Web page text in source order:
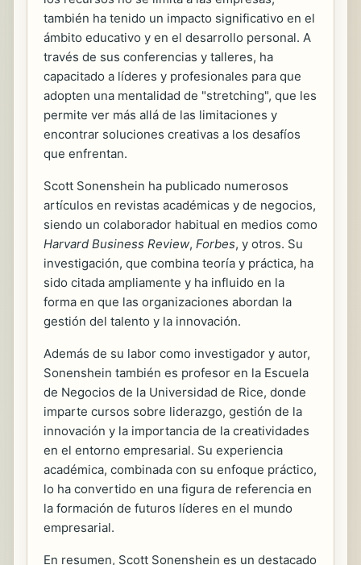
también ha tenido un impacto significativo en el
ámbito educativo y en el desarrollo personal. A
través de sus conferencias y talleres, ha
capacitado a líderes y profesionales para que
adopten una mentalidad de "stretching", que les
permite ver más allá de las limitaciones y
encontrar soluciones creativas a los desafíos
que enfrentan.
Scott Sonenshein ha publicado numerosos
artículos en revistas académicas y de negocios,
siendo un colaborador habitual en medios como
Harvard Business Review, Forbes, y otros. Su
investigación, que combina teoría y práctica, ha
sido citada ampliamente y ha influido en la
forma en que las organizaciones abordan la
gestión del talento y la innovación.
Además de su labor como investigador y autor,
Sonenshein también es profesor en la Escuela
de Negocios de la Universidad de Rice, donde
imparte cursos sobre liderazgo, gestión de la
innovación y la importancia de la creatividades
en el entorno empresarial. Su experiencia
académica, combinada con su enfoque práctico,
lo ha convertido en una figura de referencia en
la formación de futuros líderes en el mundo
empresarial.
En resumen, Scott Sonenshein es un destacado